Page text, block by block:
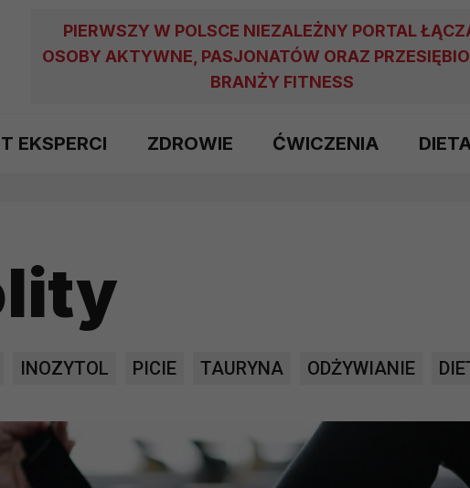
PIERWSZY W POLSCE NIEZALEŻNY PORTAL
OSOBY AKTYWNE, PASJONATÓW ORAZ
BRANŻY FITNESS
EKSPERCI ZDROWIE ĆWICZENIA
INOZYTOL PICIE TAURYNA ODŻYWIANIE